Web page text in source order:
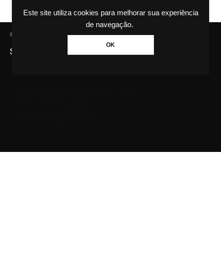
Este site utiliza cookies para melhorar sua experiência
de navegação.
OK
© Agência GBC. Aqui tem notícia. Todos os direitos reservados.
SAIBA MAIS SOBRE A AGÊNCIA GBC